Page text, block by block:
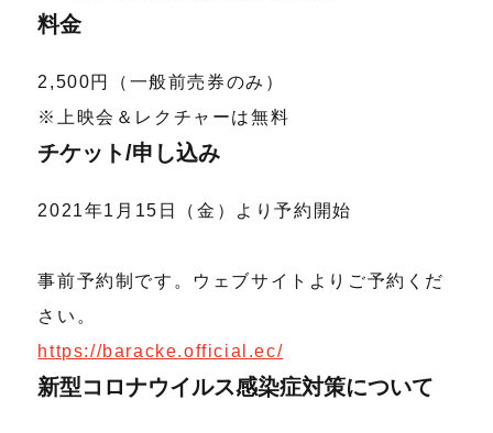
料金
2,500円（一般前売券のみ）
※上映会＆レクチャーは無料
チケット/申し込み
2021年1月15日（金）より予約開始
事前予約制です。ウェブサイトよりご予約くだ
さい。
https://baracke.official.ec/
新型コロナウイルス感染症対策について